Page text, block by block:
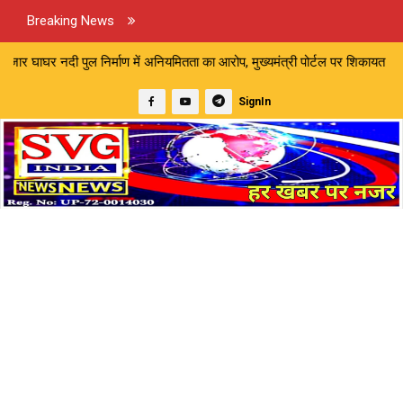
Breaking News
निर्माण में अनियमितता का आरोप, मुख्यमंत्री पोर्टल पर शिकायत | मारपीट
SignIn